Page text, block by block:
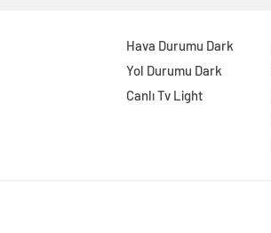
Hava Durumu Dark
Yol Durumu Dark
Canlı Tv Light